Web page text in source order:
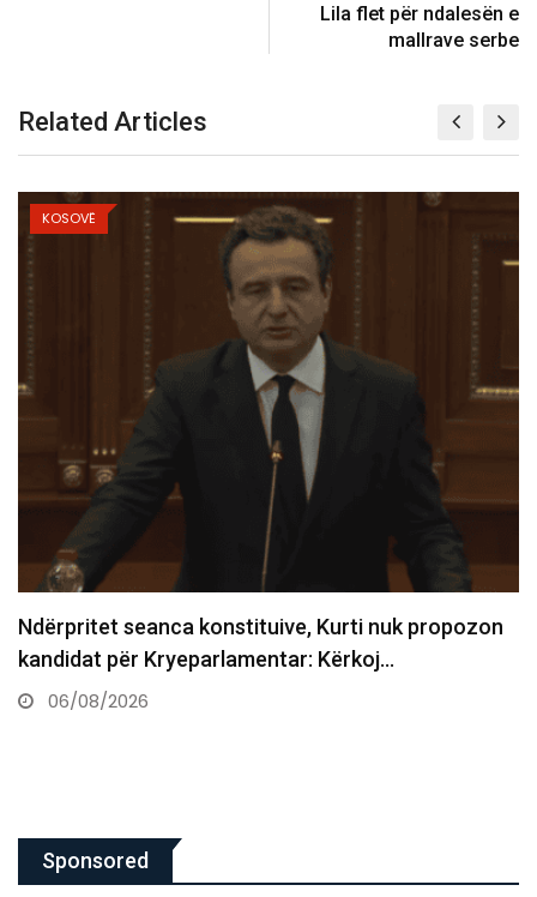
Lila flet për ndalesën e
mallrave serbe
Related Articles
KOSOVË
Kurti: Zgjedhjet erdhën pas moszgjedhjes së
presidentit, tani duhet stabilitet…
06/08/2026
Sponsored